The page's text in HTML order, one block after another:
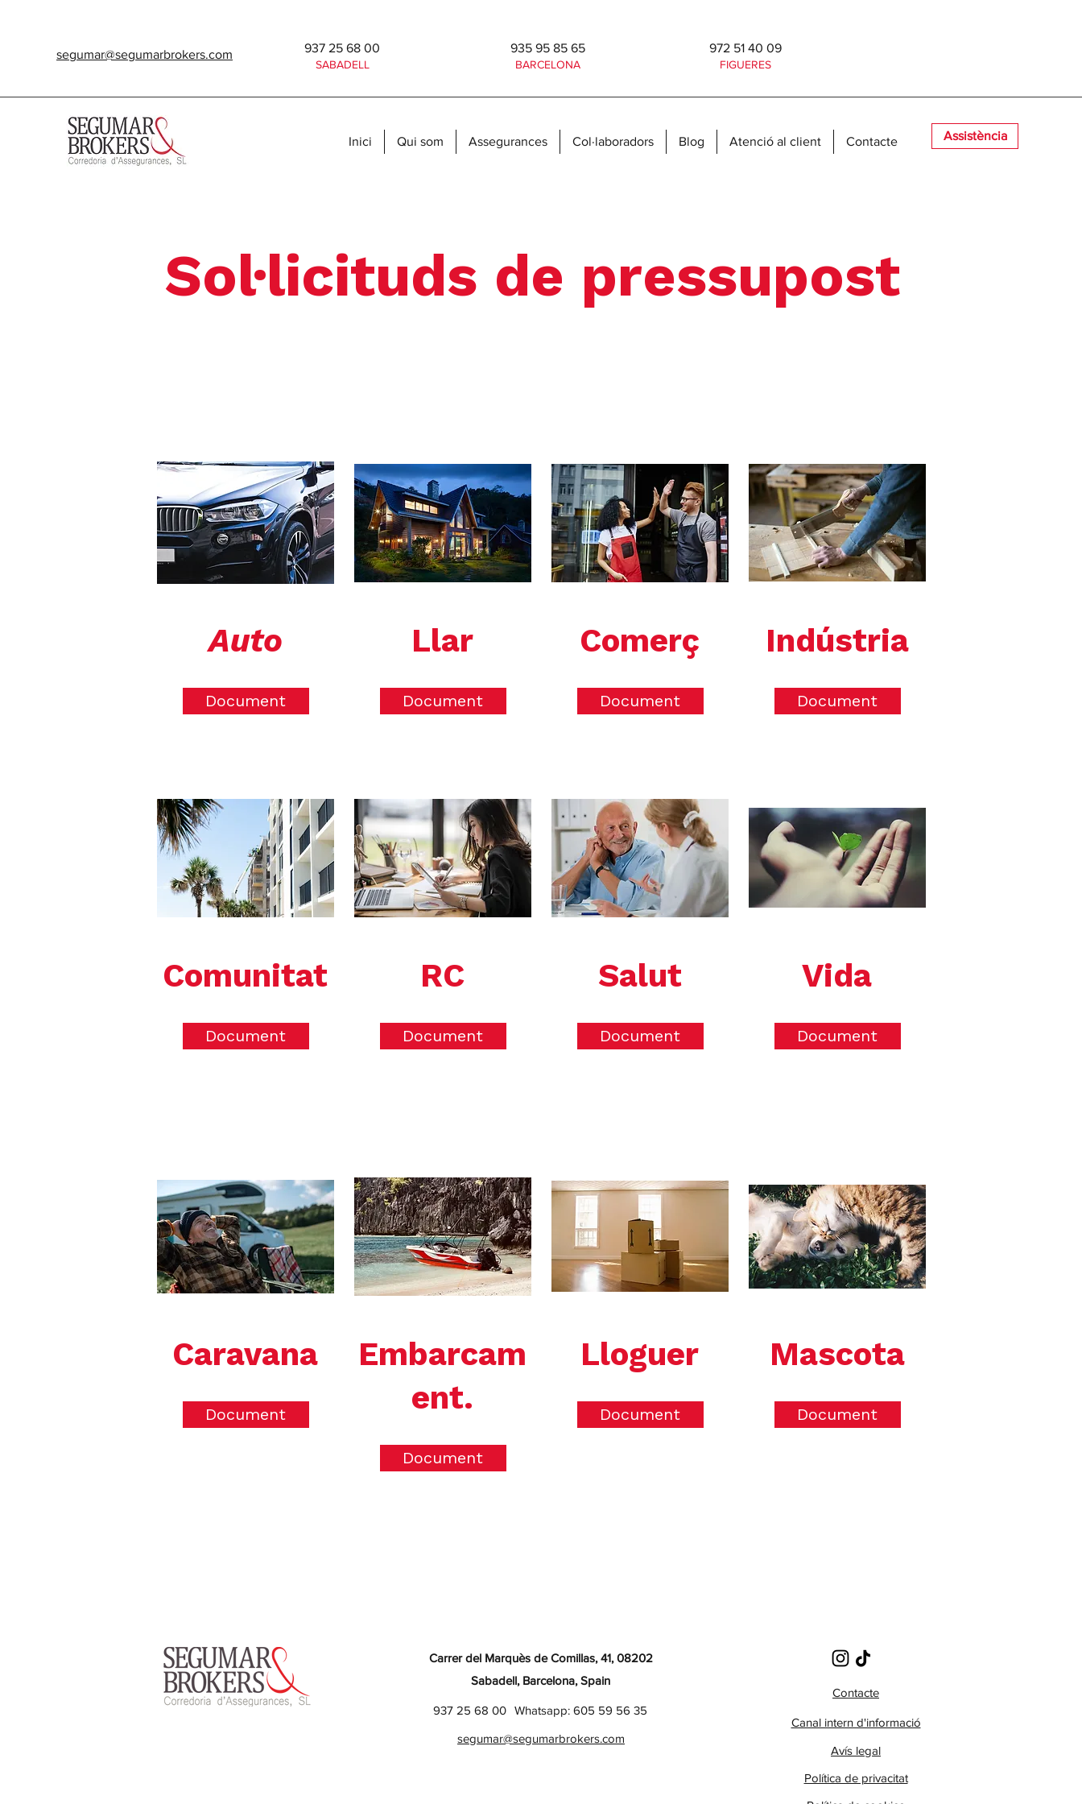
segumar@segumarbrokers.com 937 25 68 00
SABADELL
935 95 85 65
BARCELONA
972 51 40 09
FIGUERES
Inici Qui som Assegurances Col·laboradors Blog Atenció al client Contacte Assistència
Sol·licituds de pressupost
Auto
Document
Llar
Document
Comerç
Document
Indústria
Document
Comunitat
Document
RC
Document
Salut
Document
Vida
Document
Caravana
Document
Embarcam
ent.
Document
Lloguer
Document
Mascota
Document
Carrer del Marquès de Comillas, 41, 08202
Sabadell, Barcelona, Spain
937 25 68 00 Whatsapp: 605 59 56 35
segumar@segumarbrokers.com
Contacte
Canal intern d'informació
Avís legal
Política de privacitat